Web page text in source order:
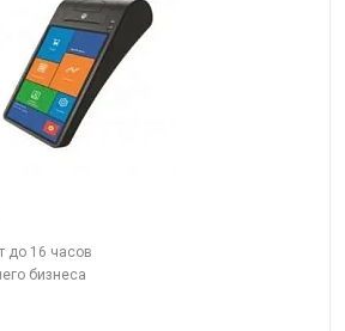
до 16 часов
бизнеса